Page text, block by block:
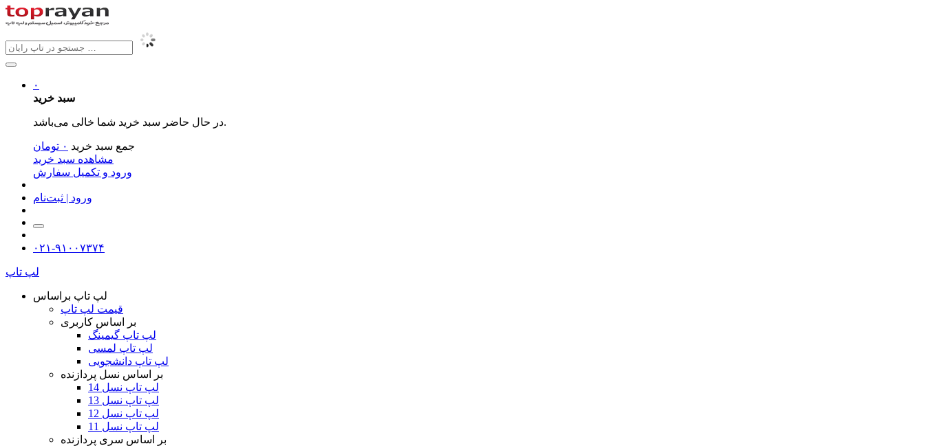
۰
سبد خرید
در حال حاضر سبد خرید شما خالی می‌باشد.
جمع سبد خرید ۰ تومان
مشاهده سبد خرید
ورود و تکمیل سفارش
ورود | ثبت‌نام
۰۲۱-۹۱۰۰۷۳۷۴
لپ تاپ
لپ تاپ براساس
قیمت لپ تاپ
بر اساس کاربری
لپ تاپ گیمینگ
لپ تاپ لمسی
لپ تاپ دانشجویی
بر اساس نسل پردازنده
لپ تاپ نسل 14
لپ تاپ نسل 13
لپ تاپ نسل 12
لپ تاپ نسل 11
بر اساس سری پردازنده